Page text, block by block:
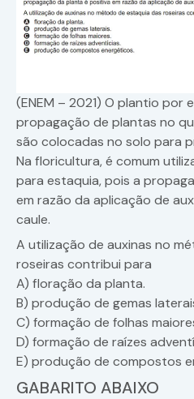
(ENEM – 2021) O plantio por
propagação de plantas no
são colocadas no solo para
Na floricultura, é comum
para estaquia, pois a
em razão da aplicação de
caule.
A utilização de auxinas no
roseiras contribui para
A) floração da planta.
B) produção de gemas
C) formação de folhas
D) formação de raízes
E) produção de compostos
GABARITO ABAIXO